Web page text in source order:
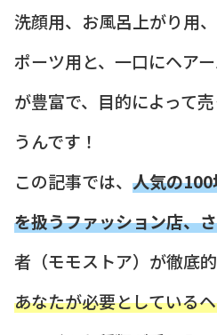
洗顔用、お風呂上がり用
ポーツ用と、一口にヘア
が豊富で、目的によって
うんです！
この記事では、 人気の
を扱うファッション店、
者（モモストア）が徹底
あなたが必要としている